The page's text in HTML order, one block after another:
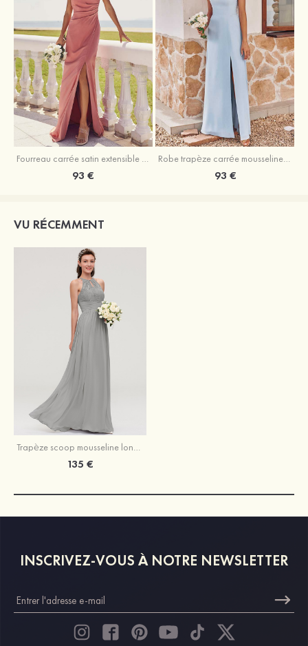
93 € 93 €
VU RÉCEMMENT
Trapèze scoop mousseline longueur ras du sol robe de demoiselle d'honneur
135 €
INSCRIVEZ-VOUS À NOTRE NEWSLETTER